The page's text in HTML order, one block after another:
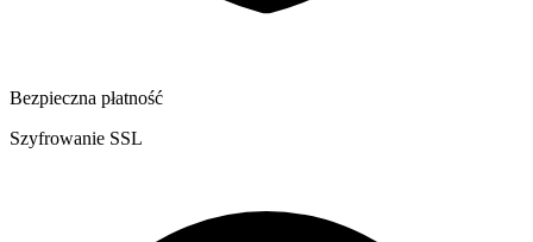
Bezpieczna płatność
Szyfrowanie SSL